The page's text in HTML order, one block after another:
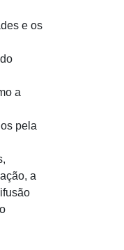
e os
a
pela
a